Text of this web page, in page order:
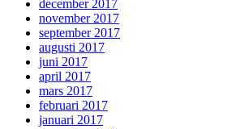
december 2017
november 2017
september 2017
augusti 2017
juni 2017
april 2017
mars 2017
februari 2017
januari 2017